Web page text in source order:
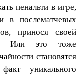
пенальти в игре,
в послематчевых
принося своей
Или это тоже
становятся
уникального